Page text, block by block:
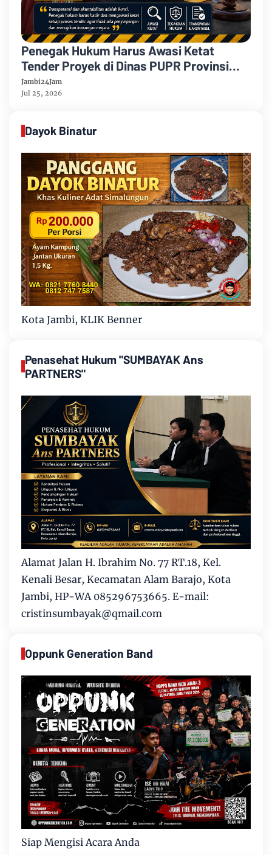
Penegak Hukum Harus Awasi Ketat
Tender Proyek di Dinas PUPR Provinsi
Jambi, Khususnya Dinas PUPR
Kabupaten Bungo
Jambi24Jam
Jul 25, 2026
Dayok Binatur
Kota Jambi, KLIK Benner
Penasehat Hukum "SUMBAYAK Ans
PARTNERS"
Alamat Jalan H. Ibrahim No. 77 RT.18, Kel.
Kenali Besar, Kecamatan Alam Barajo, Kota
Jambi, HP-WA 085296753665. E-mail:
cristinsumbayak@qmail.com
Oppunk Generation Band
Siap Mengisi Acara Anda